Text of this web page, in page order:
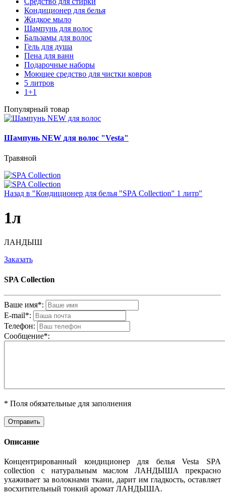
Кондиционер для белья
Жидкое мыло
Шампунь для волос
Бальзамы для волос
Гель для душа
Пена для ванн
Подарочные наборы
Моющее средство для чистки ковров
5 литров
1+1
Популярный товар
Шампунь NEW для волос "Vesta"
Травяной
Назад в "Кондиционер для белья "SPA Collection" 1 литр"
1л
ЛАНДЫШ
Заказать
SPA Collection
Ваше имя*:
E-mail*:
Телефон:
Cообщениe*:
* Поля обязательные для заполнения
Описание
Концентрированный кондиционер для белья Vesta SPA
collection c натуральным маслом ЛАНДЫША прекрасно
ухаживает за волокнами ткани, дарит им гладкость, оставляет
восхитительный тонкий аромат ЛАНДЫША.